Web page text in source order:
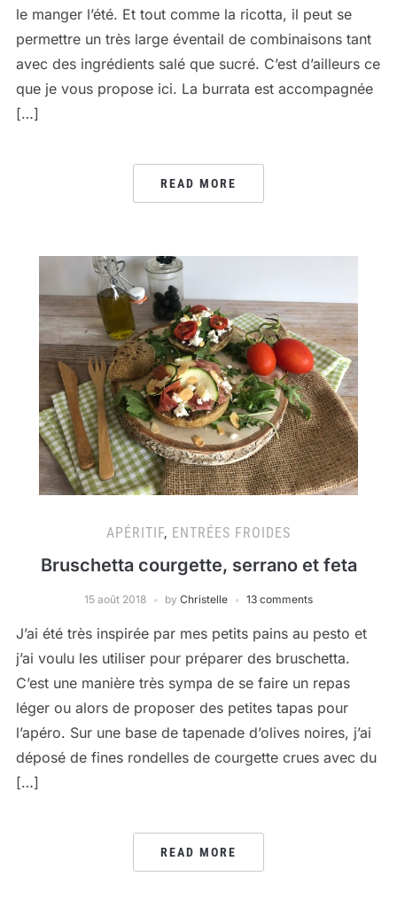
le manger l’été. Et tout comme la ricotta, il peut se
permettre un très large éventail de combinaisons tant
avec des ingrédients salé que sucré. C’est d’ailleurs ce
que je vous propose ici. La burrata est accompagnée
[…]
READ MORE
APÉRITIF, ENTRÉES FROIDES
Bruschetta courgette, serrano et feta
15 août 2018 by Christelle 13 comments
J’ai été très inspirée par mes petits pains au pesto et
j’ai voulu les utiliser pour préparer des bruschetta.
C’est une manière très sympa de se faire un repas
léger ou alors de proposer des petites tapas pour
l’apéro. Sur une base de tapenade d’olives noires, j’ai
déposé de fines rondelles de courgette crues avec du
[…]
READ MORE